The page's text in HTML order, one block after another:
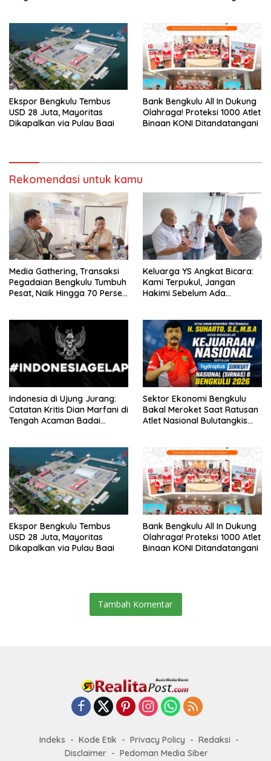
Ekspor Bengkulu Tembus
USD 28 Juta, Mayoritas
Dikapalkan via Pulau Baai
Bank Bengkulu All In Dukung
Olahraga! Proteksi 1000 Atlet
Binaan KONI Ditandatangani
Rekomendasi untuk kamu
Media Gathering, Transaksi
Pegadaian Bengkulu Tumbuh
Pesat, Naik Hingga 70 Persen
Keluarga YS Angkat Bicara:
Kami Terpukul, Jangan
Hakimi Sebelum Ada
Indonesia di Ujung Jurang:
Catatan Kritis Dian Marfani di
Tengah Acaman Badai
Sektor Ekonomi Bengkulu
Bakal Meroket Saat Ratusan
Atlet Nasional Bulutangkis
Ekspor Bengkulu Tembus
USD 28 Juta, Mayoritas
Dikapalkan via Pulau Baai
Bank Bengkulu All In Dukung
Olahraga! Proteksi 1000 Atlet
Binaan KONI Ditandatangani
Tambah Komentar
Indeks Kode Etik Privacy Policy
Redaksi
Disclaimer
Pedoman Media Siber